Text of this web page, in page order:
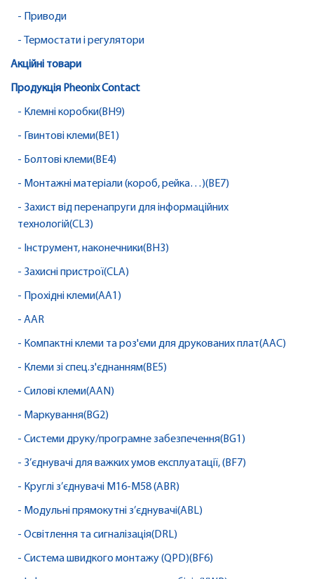
- Приводи
- Термостати і регулятори
Акційні товари
Продукція Pheonix Contact
- Клемні коробки(BH9)
- Гвинтові клеми(BE1)
- Болтові клеми(BE4)
- Монтажні матеріали (короб, рейка…)(BE7)
- Захист від перенапруги для інформаційних
технологій(CL3)
- Інструмент, наконечники(BH3)
- Захисні пристрої(CLA)
- Прохідні клеми(AA1)
- AAR
- Компактні клеми та роз'єми для друкованих плат(AAC)
- Клеми зі спец.з'єднанням(BE5)
- Силові клеми(AAN)
- Маркування(BG2)
- Системи друку/програмне забезпечення(BG1)
- З’єднувачі для важких умов експлуатації, (BF7)
- Круглі з’єднувачі M16-M58 (ABR)
- Модульні прямокутні з’єднувачі(ABL)
- Освітлення та сигналізація(DRL)
- Система швидкого монтажу (QPD)(BF6)